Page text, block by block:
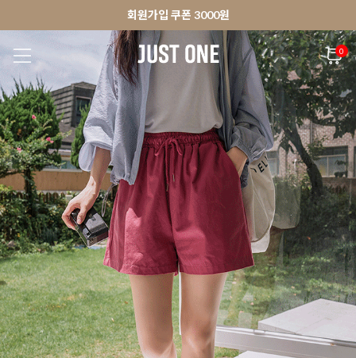
앱 다운로드 10% 할인쿠폰
🚀오늘출발상품 당일발송 배송중
회원가입 쿠폰 3000원
앱 다운로드 10% 할인쿠폰
0
NEW 7% BEST 🚀오늘출발 MADE . J 상의 팬츠